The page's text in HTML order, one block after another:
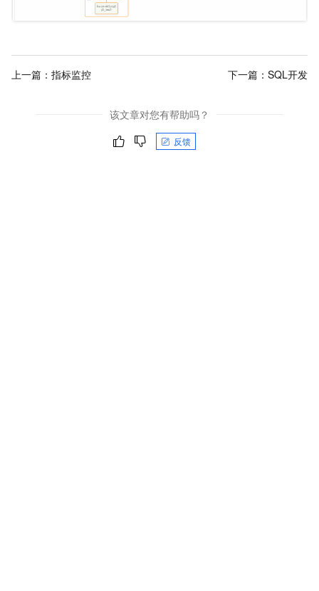
上一篇： 指标监控 下一篇： SQL开发
该文章对您有帮助吗？
反馈